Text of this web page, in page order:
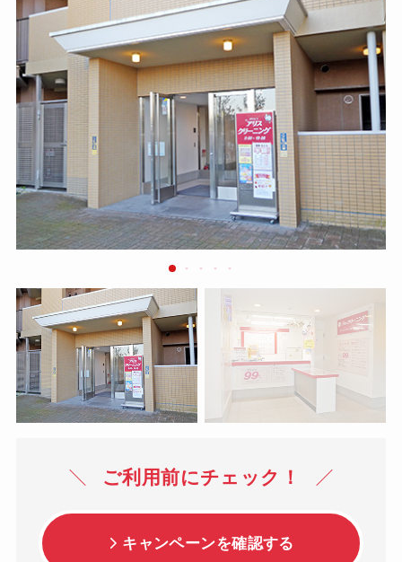
店舗情報
本部工場店
店舗詳細はこちら
ご利用前にチェック！
キャンペーンを確認する